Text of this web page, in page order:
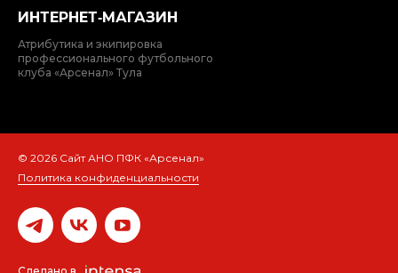
ИНТЕРНЕТ‑МАГАЗИН
Атрибутика и экипировка
профессионального футбольного
клуба «Арсенал» Тула
© 2026 Сайт АНО ПФК «Арсенал»
Политика конфиденциальности